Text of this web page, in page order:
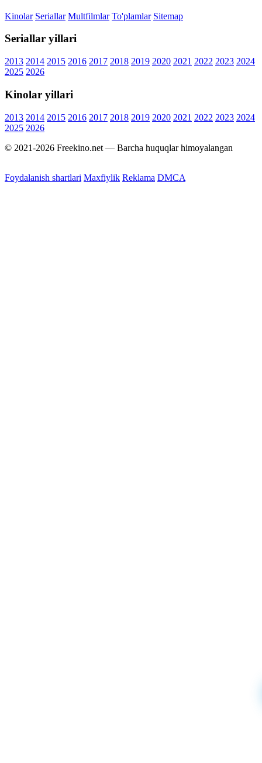
Kinolar Seriallar Multfilmlar To'plamlar Sitemap
Seriallar yillari
2013 2014 2015 2016 2017 2018 2019 2020 2021 2022 2023 2024
2025 2026
Kinolar yillari
2013 2014 2015 2016 2017 2018 2019 2020 2021 2022 2023 2024
2025 2026
© 2021-2026 Freekino.net — Barcha huquqlar himoyalangan
Foydalanish shartlari Maxfiylik Reklama DMCA